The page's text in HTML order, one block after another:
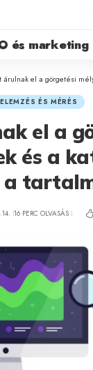
és marketing
el a görgetési mélységek és a
ELEMZÉS ÉS MÉRÉS
el a
és a
a
16 PERC OLVASÁS